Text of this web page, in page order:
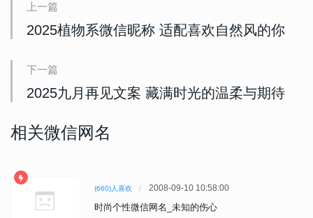
上一篇
2025植物系微信昵称 适配喜欢自然风的你
下一篇
2025九月再见文案 藏满时光的温柔与期待
相关微信网名
(660)人喜欢 2008-09-10 10:58:00
时尚个性微信网名_未知的伤心